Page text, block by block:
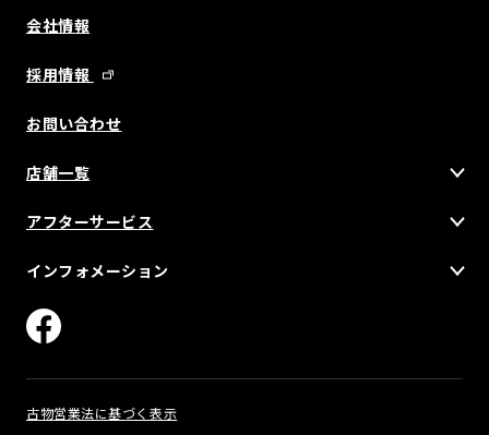
会社情報
採用情報
お問い合わせ
店舗一覧
アフターサービス
インフォメーション
古物営業法に基づく表示